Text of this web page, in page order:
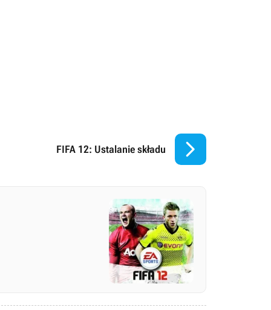
FIFA 12: Ustalanie składu 